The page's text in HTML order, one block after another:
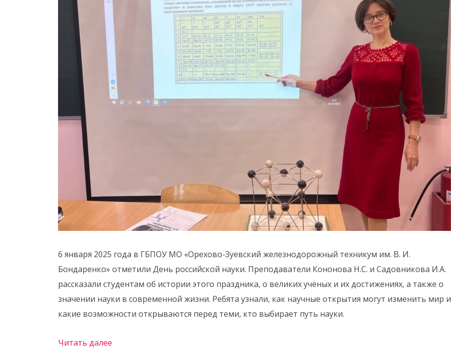
6 января 2025 года в ГБПОУ МО «Орехово-Зуевский железнодорожный техникум им. В. И.
Бондаренко» отметили День российской науки. Преподаватели Кононова Н.С. и Садовникова И.А.
рассказали студентам об истории этого праздника, о великих учёных и их достижениях, а также о
значении науки в современной жизни. Ребята узнали, как научные открытия могут изменить мир и
какие возможности открываются перед теми, кто выбирает путь науки.
Читать далее